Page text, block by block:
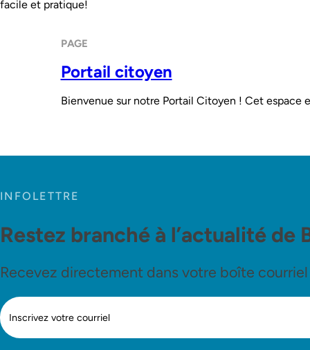
facile et pratique!
PAGE
Portail citoyen
Bienvenue sur notre Portail Citoyen ! Cet espace
INFOLETTRE
Restez branché à l’actualité de
Recevez directement dans votre boîte